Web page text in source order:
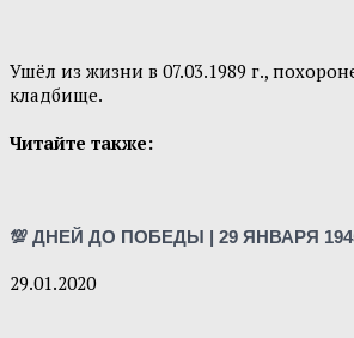
Ушёл из жизни в 07.03.1989 г.,
кладбище.
Читайте также:
💯 ДНЕЙ ДО ПОБЕДЫ | 29 ЯНВАРЯ
29.01.2020